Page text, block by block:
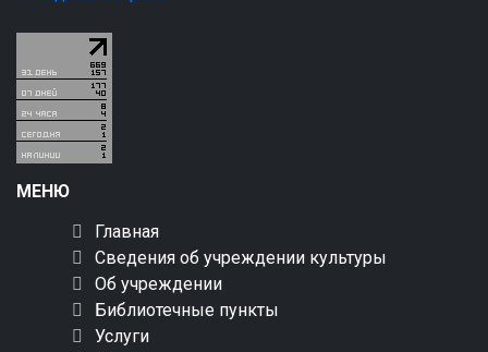
МЕНЮ
Главная
Сведения об учреждении культуры
Об учреждении
Библиотечные пункты
Услуги